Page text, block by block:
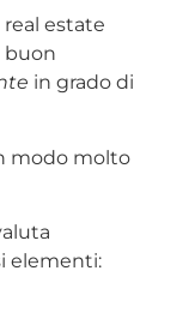
estate
buon
in grado di
modo molto
elementi: